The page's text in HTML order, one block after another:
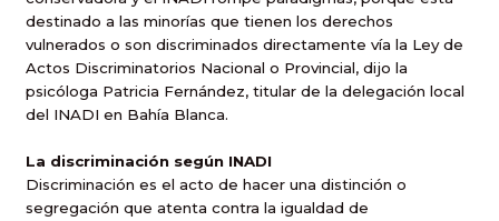
destinado a las minorías que tienen los derechos
vulnerados o son discriminados directamente vía la Ley de
Actos Discriminatorios Nacional o Provincial, dijo la
psicóloga Patricia Fernández, titular de la delegación local
del INADI en Bahía Blanca.
La discriminación según INADI
Discriminación es el acto de hacer una distinción o
segregación que atenta contra la igualdad de